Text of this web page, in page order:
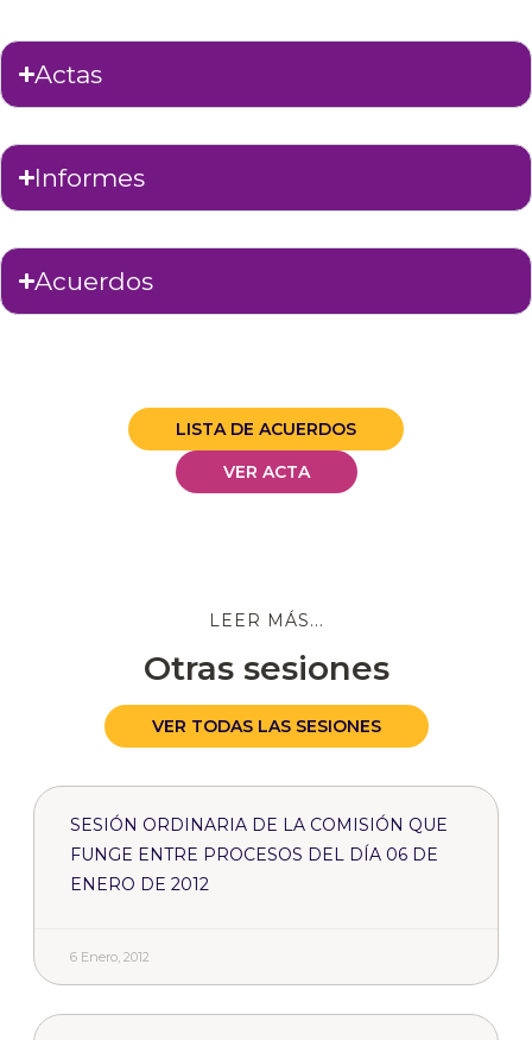
Actas
Informes
Acuerdos
LISTA DE ACUERDOS
VER ACTA
LEER MÁS...
Otras sesiones
VER TODAS LAS SESIONES
SESIÓN ORDINARIA DE LA COMISIÓN QUE
FUNGE ENTRE PROCESOS DEL DÍA 06 DE
ENERO DE 2012
6 Enero, 2012